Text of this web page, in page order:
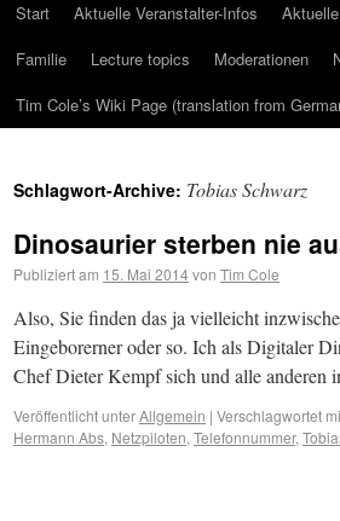
Start Aktuelle Veranstalter-Infos
Familie
Lecture topics Moderationen
Tim Cole’s Wiki Page (translation from
Schlagwort-Archive: Tobias Schwarz
Dinosaurier sterben nie
Publiziert am 15. Mai 2014von Tim Cole
Also, Sie finden das ja vielleicht
Eingeborerner oder so. Ich als Digitaler
Chef Dieter Kempf sich und alle anderen
Veröffentlicht unterAllgemein | Verschlagwortet
Hermann Abs, Netzpiloten, Telefonnummer,